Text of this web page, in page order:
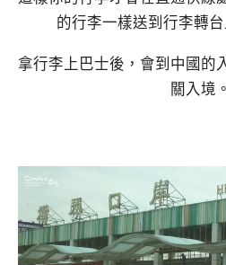
的行李一樣送到行李轉
拿行李上巴士後，會到中國的
關入境。